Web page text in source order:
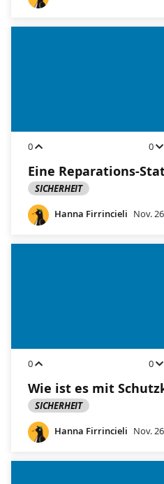
0 0
Eine Reparations-
SICHERHEIT
Hanna Firrincieli Nov.
0 0
Wie ist es mit
SICHERHEIT
Hanna Firrincieli Nov.